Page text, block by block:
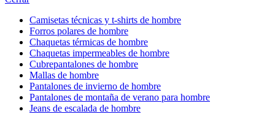
Camisetas técnicas y t-shirts de hombre
Forros polares de hombre
Chaquetas térmicas de hombre
Chaquetas impermeables de hombre
Cubrepantalones de hombre
Mallas de hombre
Pantalones de invierno de hombre
Pantalones de montaña de verano para hombre
Jeans de escalada de hombre